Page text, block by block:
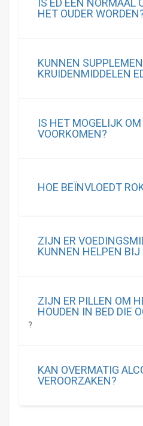
IS ED EEN NORMAAL
HET OUDER
KUNNEN
KRUIDENMIDDELEN
IS HET MOGELIJK OM
VOORKOMEN?
HOE BEÏNVLOEDT
ZIJN ER
KUNNEN HELPEN BIJ
ZIJN ER PILLEN OM
HOUDEN IN BED DIE
?
KAN OVERMATIG
VEROORZAKEN?